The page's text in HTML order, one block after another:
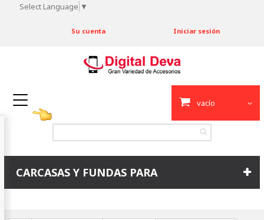
Select Language ▼
Iniciar sesión
Su cuenta
vacío
CARCASAS Y FUNDAS PARA